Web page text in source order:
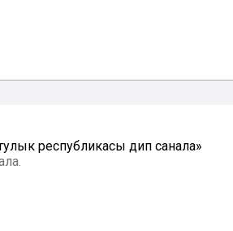
республикасы дип санала»